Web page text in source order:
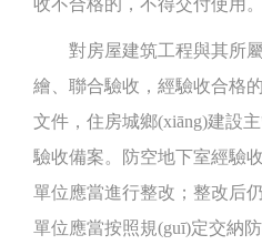
收不合格的，不得交付使用。
對房屋建筑工程與其所屬
繪、聯合驗收，經驗收
文件，住房城鄉(xiāng)建
驗收備案。防空地下室經驗
單位應當進行整改；整改后
單位應當按照規(guī)定交納防